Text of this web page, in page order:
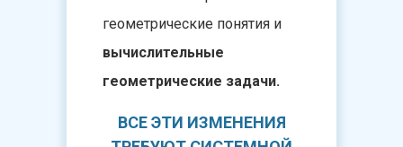
геометрические понятия и
вычислительные
геометрические задачи.
ВСЕ ЭТИ ИЗМЕНЕНИЯ